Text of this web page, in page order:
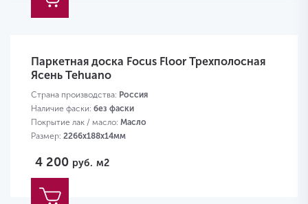
Паркетная доска Focus Floor Трехполосная
Ясень Tehuano
Страна производства: Россия
Наличие фаски: без фаски
Покрытие лак / масло: Масло
Размер: 2266х188х14мм
4 200 руб. м2